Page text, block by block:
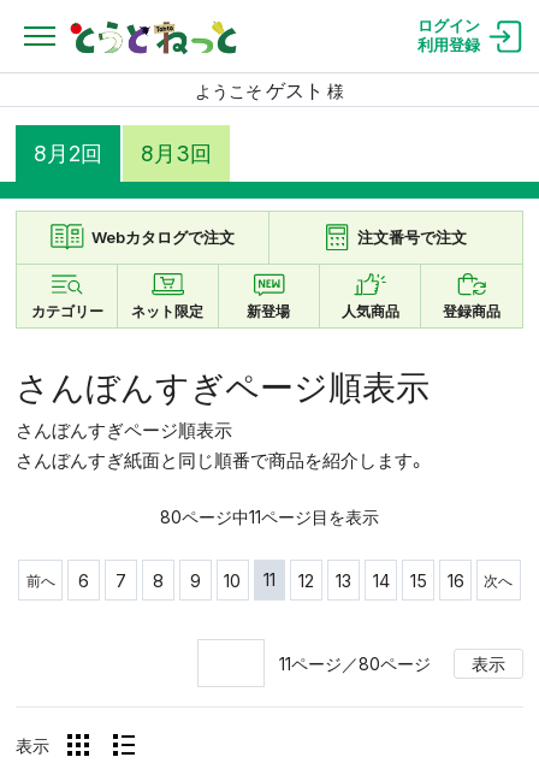
ログイン
利用登録
ようこそ ゲスト 様
8月2回 8月3回
Webカタログで注文 注文番号で注文
カテゴリー ネット限定 新登場 人気商品 登録商品
さんぼんすぎページ順表示
さんぼんすぎページ順表示
さんぼんすぎ紙面と同じ順番で商品を紹介します。
80ページ中11ページ目を表示
前へ 6 7 8 9 10 11 12 13 14 15 16 次へ
11ページ／80ページ 表示
表示